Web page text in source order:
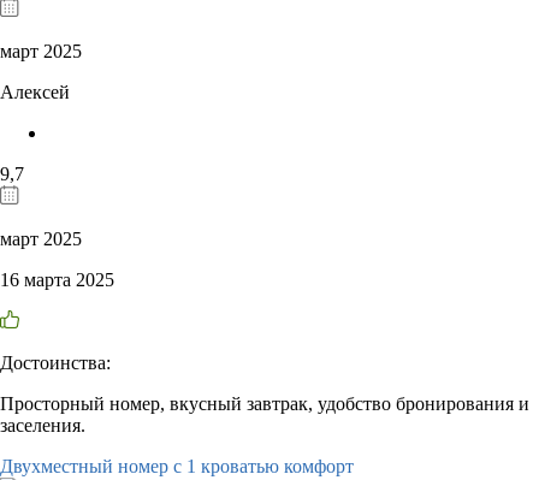
март 2025
Алексей
9,7
март 2025
16 марта 2025
Достоинства:
Просторный номер, вкусный завтрак, удобство бронирования и
заселения.
Двухместный номер с 1 кроватью комфорт